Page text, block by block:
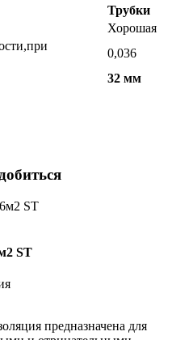
Трубки
Хорошая
0,036
32 мм
ST
предназначена для